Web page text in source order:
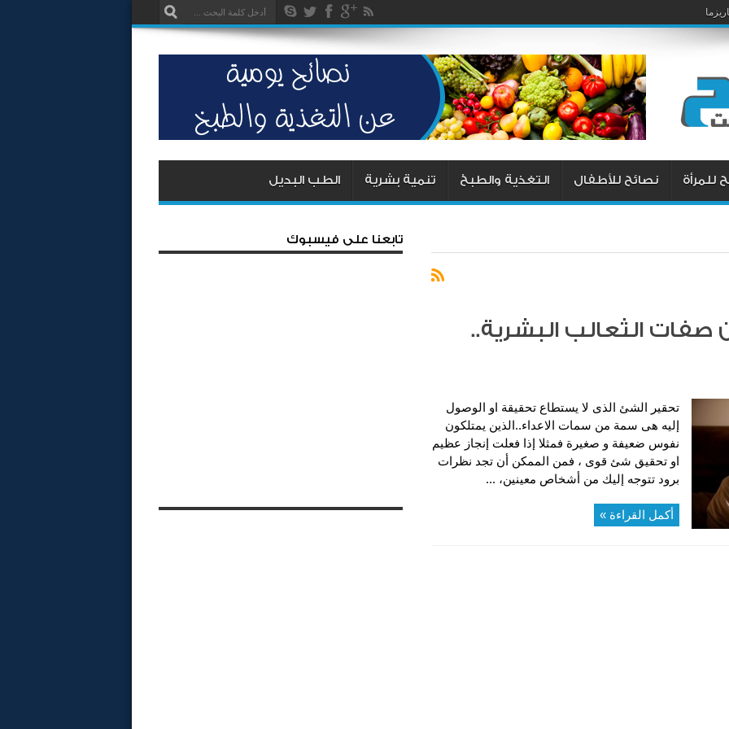
للمرأة نصائح للأطفال التغذية والطبخ تنمية بشرية الطب البديل
الثعالب البشرية..
تحقير الشئ الذى لا يستطاع تحقيقة او الوصول
إليه هى سمة من سمات الاعداء..الذين يمتلكون
نفوس ضعيفة و صغيرة فمثلا إذا فعلت إنجاز عظيم
او تحقيق شئ قوى ، فمن الممكن أن تجد نظرات
برود تتوجه إليك من أشخاص معينين، ...
أكمل القراءة »
تابعنا على فيسبوك